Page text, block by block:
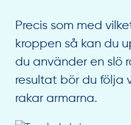
Precis som med
kroppen så kan du
du använder en slö
resultat bör du följa
rakar armarna.